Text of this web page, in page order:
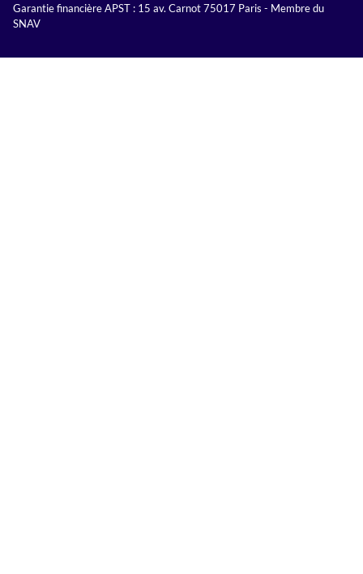
Garantie financière APST : 15 av. Carnot 75017 Paris - Membre du
SNAV